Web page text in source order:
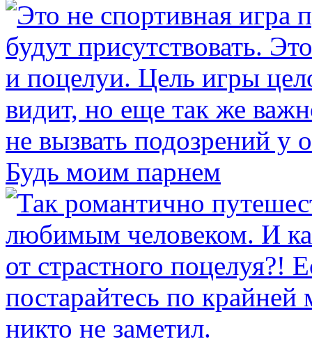
Будь моим парнем